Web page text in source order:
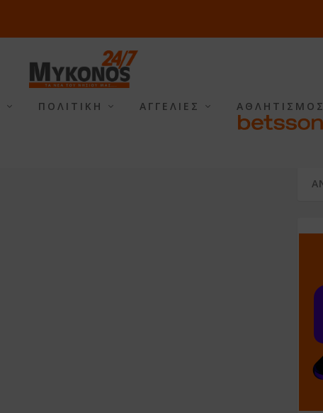
ΠΟΛΙΤΙΚΗ ΑΓΓΕΛΙΕΣ ΑΘΛΗΤΙΣΜΟΣ